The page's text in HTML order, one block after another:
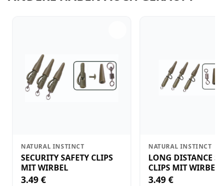
NATURAL INSTINCT
SECURITY SAFETY CLIPS
MIT WIRBEL
3.49 €
NATURAL INSTINCT
LONG DISTANCE
CLIPS MIT WIRBEL
3.49 €